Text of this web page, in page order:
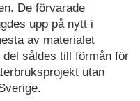
De förvarade
upp på nytt i
av materialet
såldes till förmån för
utan